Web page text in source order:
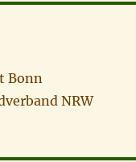
Bonn
NRW